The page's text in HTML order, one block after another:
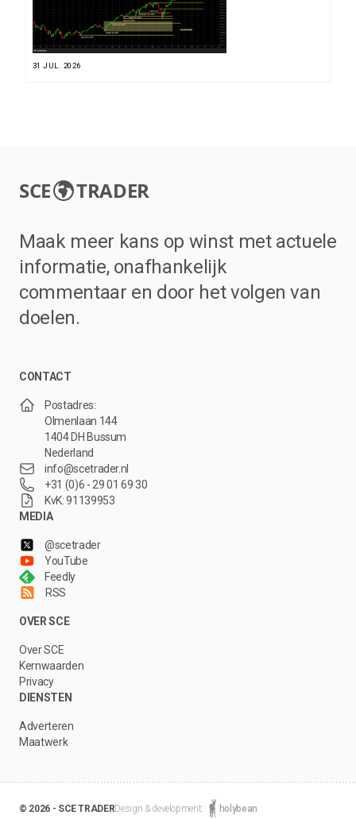
31 JUL. 2026
SCE TRADER
Maak meer kans op winst met actuele
informatie, onafhankelijk
commentaar en door het volgen van
doelen.
CONTACT
Postadres:
Olmenlaan 144
1404 DH Bussum
Nederland
info@scetrader.nl
+31 (0)6 - 29 01 69 30
KvK: 91139953
MEDIA
@scetrader
YouTube
Feedly
RSS
OVER SCE
Over SCE
Kernwaarden
Privacy
DIENSTEN
Adverteren
Maatwerk
© 2026 - SCE TRADERDesign & development: holybean